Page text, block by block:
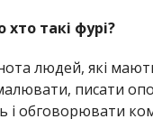
такі фурі?
людей, які
писати
і обговорювати